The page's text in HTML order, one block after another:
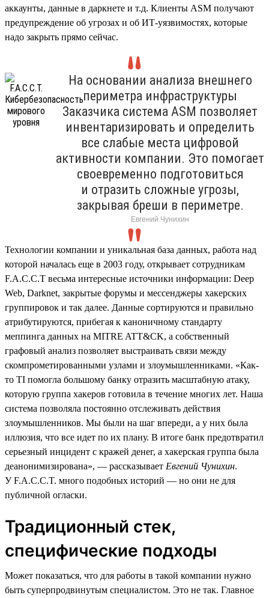
аккаунты, данные в даркнете и т.д. Клиенты ASM получают
предупреждение об угрозах и об ИТ-уязвимостях, которые
надо закрыть прямо сейчас.
На основании анализа внешнего
периметра инфраструктуры
Заказчика система ASM позволяет
инвентаризировать и определить
все слабые места цифровой
активности компании. Это помогает
своевременно подготовиться
и отразить сложные угрозы,
закрывая бреши в периметре.
Евгений Чунихин
Технологии компании и уникальная база данных, работа над
которой началась еще в 2003 году, открывает сотрудникам
F.A.C.C.T весьма интересные источники информации: Deep
Web, Darknet, закрытые форумы и мессенджеры хакерских
группировок и так далее. Данные сортируются и правильно
атрибутируются, прибегая к каноничному стандарту
меппинга данных на MITRE ATT&CK, а собственный
графовый анализ позволяет выстраивать связи между
скомпрометированными узлами и злоумышленниками. «Как-
то TI помогла большому банку отразить масштабную атаку,
которую группа хакеров готовила в течение многих лет. Наша
система позволяла постоянно отслеживать действия
злоумышленников. Мы были на шаг впереди, а у них была
иллюзия, что все идет по их плану. В итоге банк предотвратил
серьезный инцидент с кражей денег, а хакерская группа была
деанонимизирована», — рассказывает Евгений Чунихин.
У F.A.C.C.T. много подобных историй — но они не для
публичной огласки.
Традиционный стек,
специфические подходы
Может показаться, что для работы в такой компании нужно
быть суперпродвинутым специалистом. Это не так. Главное